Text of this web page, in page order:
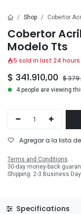
Shop Cobertor
Cobertor
Modelo Tts
5 sold in last 24 hours
$ 341.910,00 $
4 people are viewing
Agregar a la lista
Terms and Conditions
30-day money-back
Shipping: 2-3 Business
Specifications